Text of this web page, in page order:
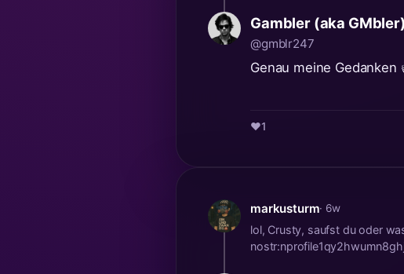
Gambler (aka GMbler)
@gmblr247
Genau meine Gedanken
❤️1
markusturm· 6w
lol, Crusty, saufst du oder